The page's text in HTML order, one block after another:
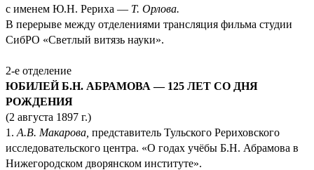
с именем Ю.Н. Рериха — Т. Орлова.
В перерыве между отделениями трансляция фильма студии
СибРО «Светлый витязь науки».
2-е отделение
ЮБИЛЕЙ Б.Н. АБРАМОВА — 125 ЛЕТ СО ДНЯ
РОЖДЕНИЯ
(2 августа 1897 г.)
1. А.В. Макарова, представитель Тульского Рериховского
исследовательского центра. «О годах учёбы Б.Н. Абрамова в
Нижегородском дворянском институте».